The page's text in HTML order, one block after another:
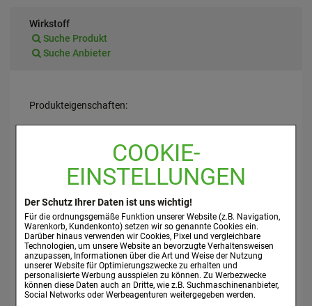
COOKIE-
EINSTELLUNGEN
Der Schutz Ihrer Daten ist uns wichtig!
Für die ordnungsgemäße Funktion unserer Website (z.B. Navigation,
Warenkorb, Kundenkonto) setzen wir so genannte Cookies ein.
Darüber hinaus verwenden wir Cookies, Pixel und vergleichbare
Technologien, um unsere Website an bevorzugte Verhaltensweisen
anzupassen, Informationen über die Art und Weise der Nutzung
unserer Website für Optimierungszwecke zu erhalten und
personalisierte Werbung ausspielen zu können. Zu Werbezwecke
können diese Daten auch an Dritte, wie z.B. Suchmaschinenanbieter,
Social Networks oder Werbeagenturen weitergegeben werden.
Wirkstoff
Suche Produkt
Suche Anbieter
Produkteigenschaften:
Textilgurt für die Stauung von Gefäßen zum Zweck der
Nicht wiederverwendbar.
Nicht resterilisierbar.
Frei von Naturkautschuklatex.
DEHP- und PHT-frei.
Quelle: www.asid-bonz.de